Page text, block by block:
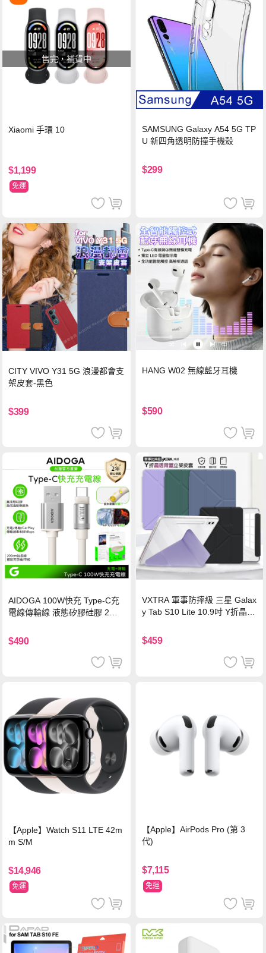
售完，補貨中
Xiaomi 手環 10
$1,199
免運
SAMSUNG Galaxy A54 5G TP
U 新四角透明防撞手機殼
$299
CITY VIVO Y31 5G 浪漫都會支
架皮套-黑色
$399
HANG W02 無線藍牙耳機
$590
AIDOGA 100W快充 Type-C充
電線傳輸線 液態矽膠硅膠 2M
$490
VXTRA 軍事防摔級 三星 Galax
y Tab S10 Lite 10.9吋 Y折晶透
$459
【Apple】Watch S11 LTE 42m
m S/M
$14,946
免運
【Apple】AirPods Pro (第 3
代)
$7,115
免運